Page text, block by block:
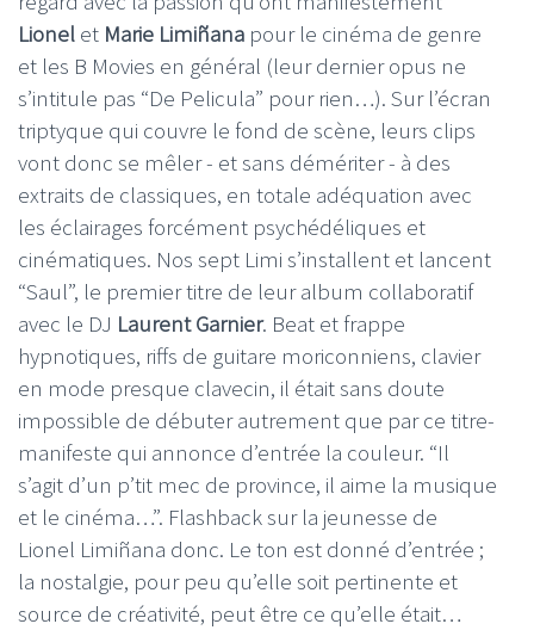
Lionel et Marie Limiñana pour le cinéma de genre
et les B Movies en général (leur dernier opus ne
s’intitule pas “De Pelicula” pour rien…). Sur l’écran
triptyque qui couvre le fond de scène, leurs clips
vont donc se mêler - et sans démériter - à des
extraits de classiques, en totale adéquation avec
les éclairages forcément psychédéliques et
cinématiques. Nos sept Limi s’installent et lancent
“Saul”, le premier titre de leur album collaboratif
avec le DJ Laurent Garnier. Beat et frappe
hypnotiques, riffs de guitare moriconniens, clavier
en mode presque clavecin, il était sans doute
impossible de débuter autrement que par ce titre-
manifeste qui annonce d’entrée la couleur. “Il
s’agit d’un p’tit mec de province, il aime la musique
et le cinéma…”. Flashback sur la jeunesse de
Lionel Limiñana donc. Le ton est donné d’entrée ;
la nostalgie, pour peu qu’elle soit pertinente et
source de créativité, peut être ce qu’elle était…